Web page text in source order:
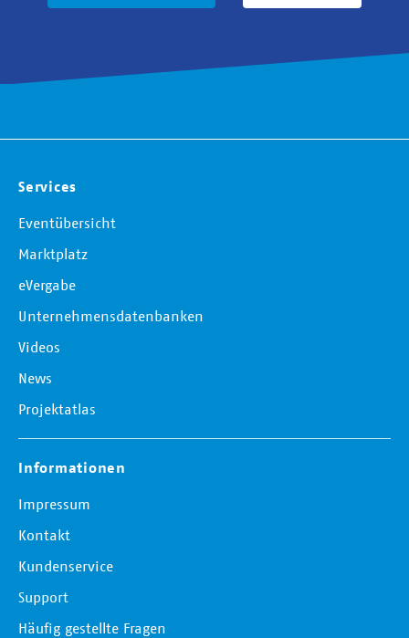
Services
Eventübersicht
Marktplatz
eVergabe
Unternehmensdatenbanken
Videos
News
Projektatlas
Informationen
Impressum
Kontakt
Kundenservice
Support
Häufig gestellte Fragen